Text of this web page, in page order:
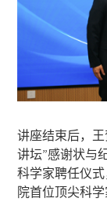
讲座结束后，
讲坛”感谢状与
科学家聘任仪
院首位顶尖科